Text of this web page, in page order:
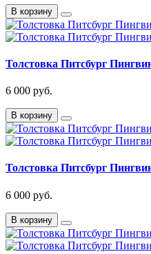
В корзину
Толстовка Питсбург
6 000 руб.
В корзину
Толстовка Питсбург
6 000 руб.
В корзину